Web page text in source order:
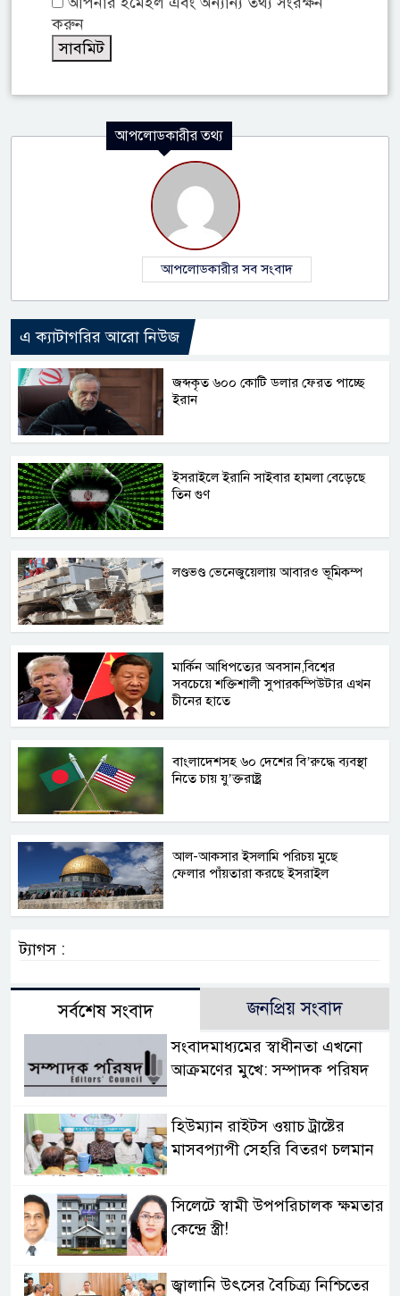
করুন
আপলোডকারীর তথ্য
আপলোডকারীর সব সংবাদ
এ ক্যাটাগরির আরো নিউজ
জব্দকৃত ৬০০ কোটি ডলার ফেরত পাচ্ছে
ইরান
ইসরাইলে ইরানি সাইবার হামলা বেড়েছে
তিন গুণ
লণ্ডভণ্ড ভেনেজুয়েলায় আবারও ভূমিকম্প
মার্কিন আধিপত্যের অবসান,বিশ্বের
সবচেয়ে শক্তিশালী সুপারকম্পিউটার এখন
চীনের হাতে
বাংলাদেশসহ ৬০ দেশের বি’রুদ্ধে ব্যবস্থা
নিতে চায় যু’ক্তরাষ্ট্র
আল-আকসার ইসলামি পরিচয় মুছে
ফেলার পাঁয়তারা করছে ইসরাইল
ট্যাগস :
সর্বশেষ সংবাদ জনপ্রিয় সংবাদ
সংবাদমাধ্যমের স্বাধীনতা এখনো
আক্রমণের মুখে: সম্পাদক পরিষদ
হিউম্যান রাইটস ওয়াচ ট্রাষ্টের
মাসবপ্যাপী সেহরি বিতরণ চলমান
সিলেটে স্বামী উপপরিচালক ক্ষমতার
কেন্দ্রে স্ত্রী!
জ্বালানি উৎসের বৈচিত্র্য নিশ্চিতের